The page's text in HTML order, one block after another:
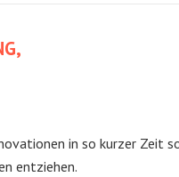
,
in so kurzer Zeit
entziehen.